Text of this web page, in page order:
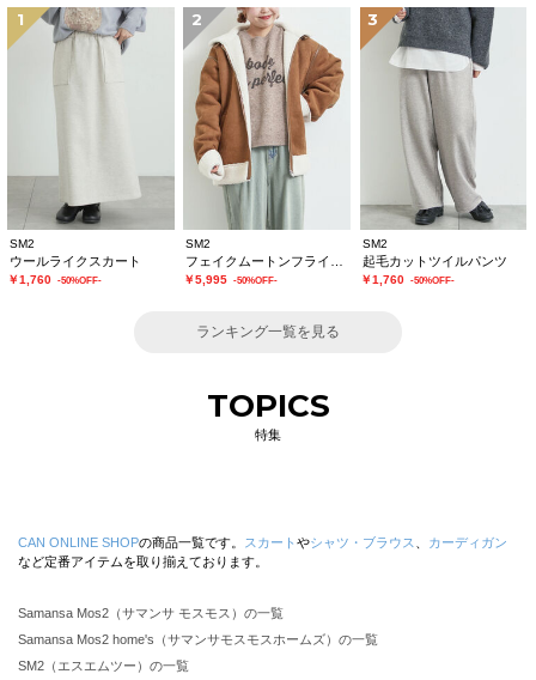
1
SM2
ウールライクスカート
￥1,760 -50%OFF-
2
SM2
￥5,995 -50%OFF-
3
SM2
起毛カットツイルパンツ
￥1,760 -50%OFF-
ランキング一覧を見る
TOPICS
特集
CAN ONLINE SHOPの商品一覧です。 スカート やシャツ・ブラウス
カーディガン
など定番アイテムを取り揃えております。
Samansa Mos2（サマンサ モスモス）の一覧
Samansa Mos2 home's（サマンサモスモスホームズ）の一覧
SM2（エスエムツー）の一覧